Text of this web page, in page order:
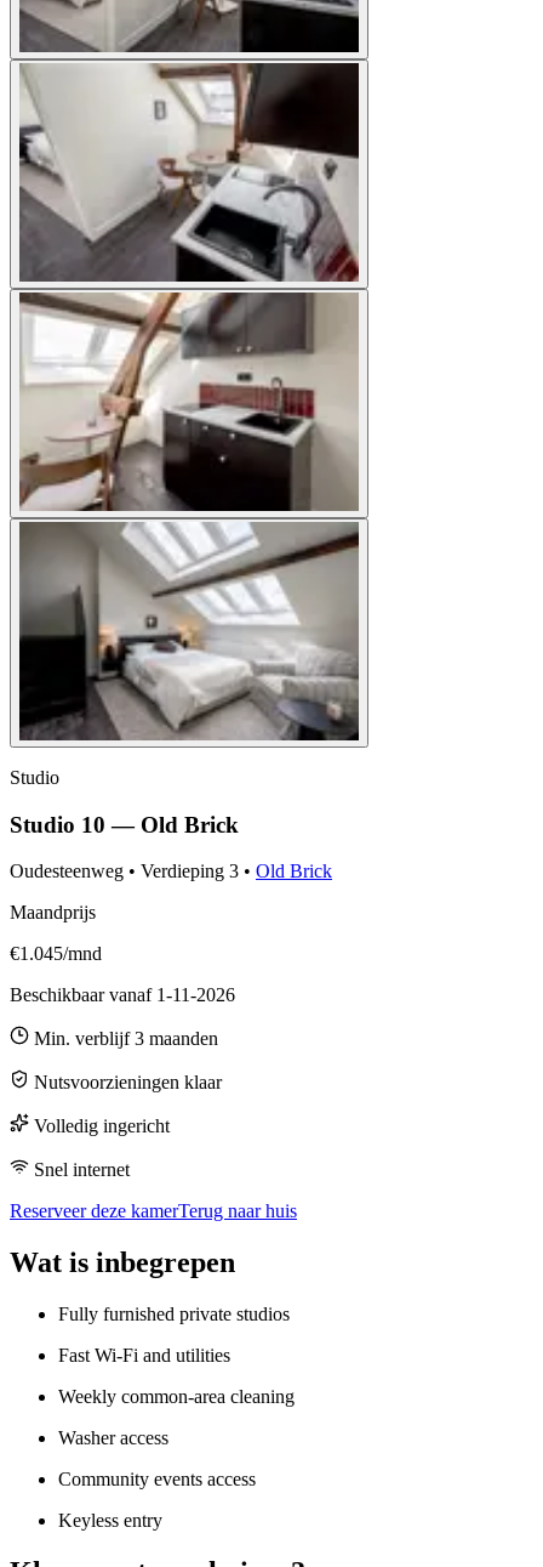
Studio
Studio 10 — Old Brick
Oudesteenweg • Verdieping 3 • Old Brick
Maandprijs
€1.045/mnd
Beschikbaar vanaf 1-11-2026
Min. verblijf 3 maanden
Nutsvoorzieningen klaar
Volledig ingericht
Snel internet
Reserveer deze kamerTerug naar huis
Wat is inbegrepen
Fully furnished private studios
Fast Wi-Fi and utilities
Weekly common-area cleaning
Washer access
Community events access
Keyless entry